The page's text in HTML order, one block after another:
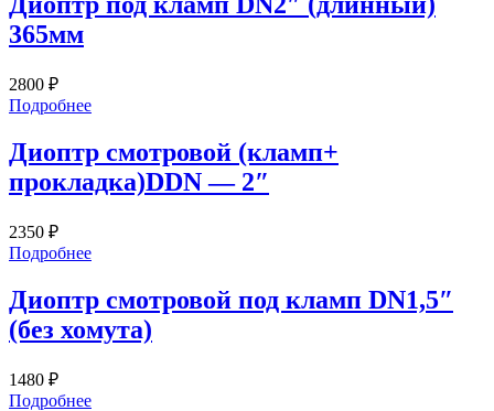
365мм
2800 ₽
Подробнее
Диоптр смотровой (кламп+
прокладка)DDN — 2″
2350 ₽
Подробнее
Диоптр смотровой под кламп DN1,5″
(без хомута)
1480 ₽
Подробнее